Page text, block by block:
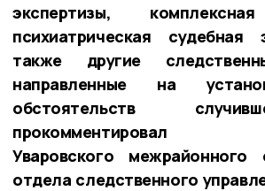
экспертизы,
психиатрическая судебная
также другие
направленные на
обстоятельств
прокомментировал
Уваровского межрайонного
отдела следственного